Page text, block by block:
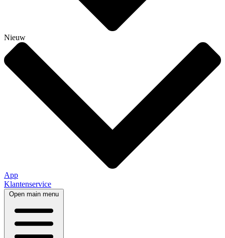
Nieuw
App
Klantenservice
Open main menu